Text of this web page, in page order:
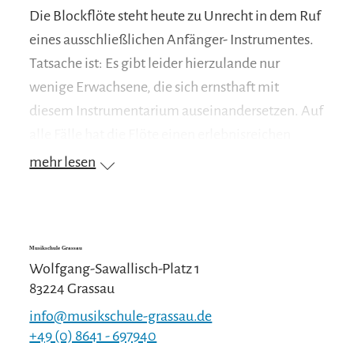
Die Blockflöte steht heute zu Unrecht in dem Ruf
eines ausschließlichen Anfänger- Instrumentes.
Tatsache ist: Es gibt leider hierzulande nur
wenige Erwachsene, die sich ernsthaft mit
diesem Instrumentarium auseinandersetzen. Auf
Geschichtshintergrund.
Stimmungen Sopran, Alt, Tenor und Bass. Die
Bassblockflöte verfügt in der Regel über eine
spezielle Anblasvorrichtung, den S-Bogen. Alle
Flöten werden so angeblasen, dass die Luft an
mehr lesen
Musikschule Grassau
Wolfgang-Sawallisch-Platz 1
83224 Grassau
info@musikschule-grassau.de
+49 (0) 8641 - 697940